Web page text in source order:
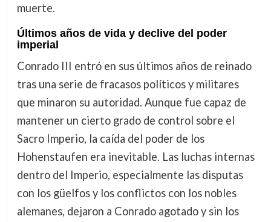
muerte.
Últimos años de vida y declive del poder
imperial
Conrado III entró en sus últimos años de reinado
tras una serie de fracasos políticos y militares
que minaron su autoridad. Aunque fue capaz de
mantener un cierto grado de control sobre el
Sacro Imperio, la caída del poder de los
Hohenstaufen era inevitable. Las luchas internas
dentro del Imperio, especialmente las disputas
con los güelfos y los conflictos con los nobles
alemanes, dejaron a Conrado agotado y sin los